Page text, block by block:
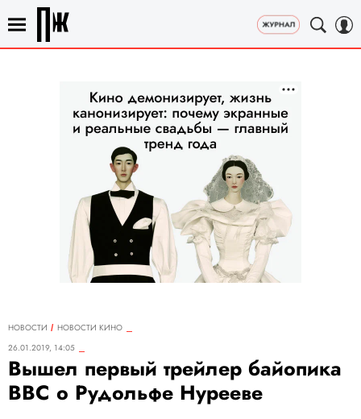
НОВОСТИ
НОВОСТИ КИНО
26.01.2019, 14:05
Вышел первый трейлер байопика
BBC о Рудольфе Нурееве